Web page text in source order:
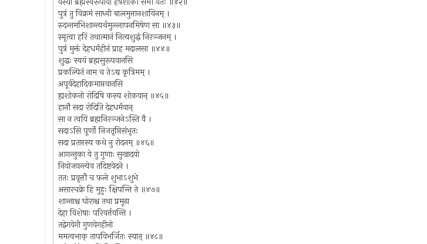
पुत्रं तु विक्रमं साध्वी बालमुत्तानशायिनम् ।
रुदन्तमभिशान्त्यर्थमुल्लापनमिषेण सा ॥४३॥
स्मृत्वा हरिं तथात्मानं नित्यशुद्धं निरञ्जनम् ।
पुत्रं मुक्तं देहधर्महीनं प्राह मदालसा ॥४४॥
शुद्धः स्वयं ब्रह्मसुरूपवानसि
प्रकल्पितं नाम च तेऽद्य कृत्रिमम् ।
अपूर्वदेहादिकमाप्तवानसि
ह्यशोकनो रोदिषि कस्य शोकवान् ॥४५॥
हानौ सदा रोदिति देहधर्मवान्
सा न त्वयि ब्रह्मनिरञ्जनेऽस्ति वै ।
सदाऽसि पूर्णो निजतृप्तिसंभृतः
सदा प्रतप्तस्य कथे नु रोदनम् ॥४६॥
आगन्तुका ये तु गुणाः सुखादयो
नियोजयन्त्येव तदिष्टवेदने ।
ततः प्रवृत्तौ च फले शुभाऽशुभे
असारचक्रे हि मुहुः क्षिपन्ति ते ॥४७॥
शान्ताश्च घोराश्च तथा प्रमूढा
देहा विशेषाः परिवर्त्तयन्ति ।
तद्वेगवेगी गुणवेगहीनो
ममत्वभाक् तापविभर्जितः स्यात् ॥४८॥